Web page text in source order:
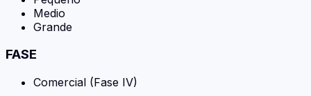
Medio
Grande
FASE
Comercial (Fase IV)